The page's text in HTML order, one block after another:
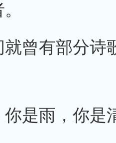
有部分诗
雨，你是